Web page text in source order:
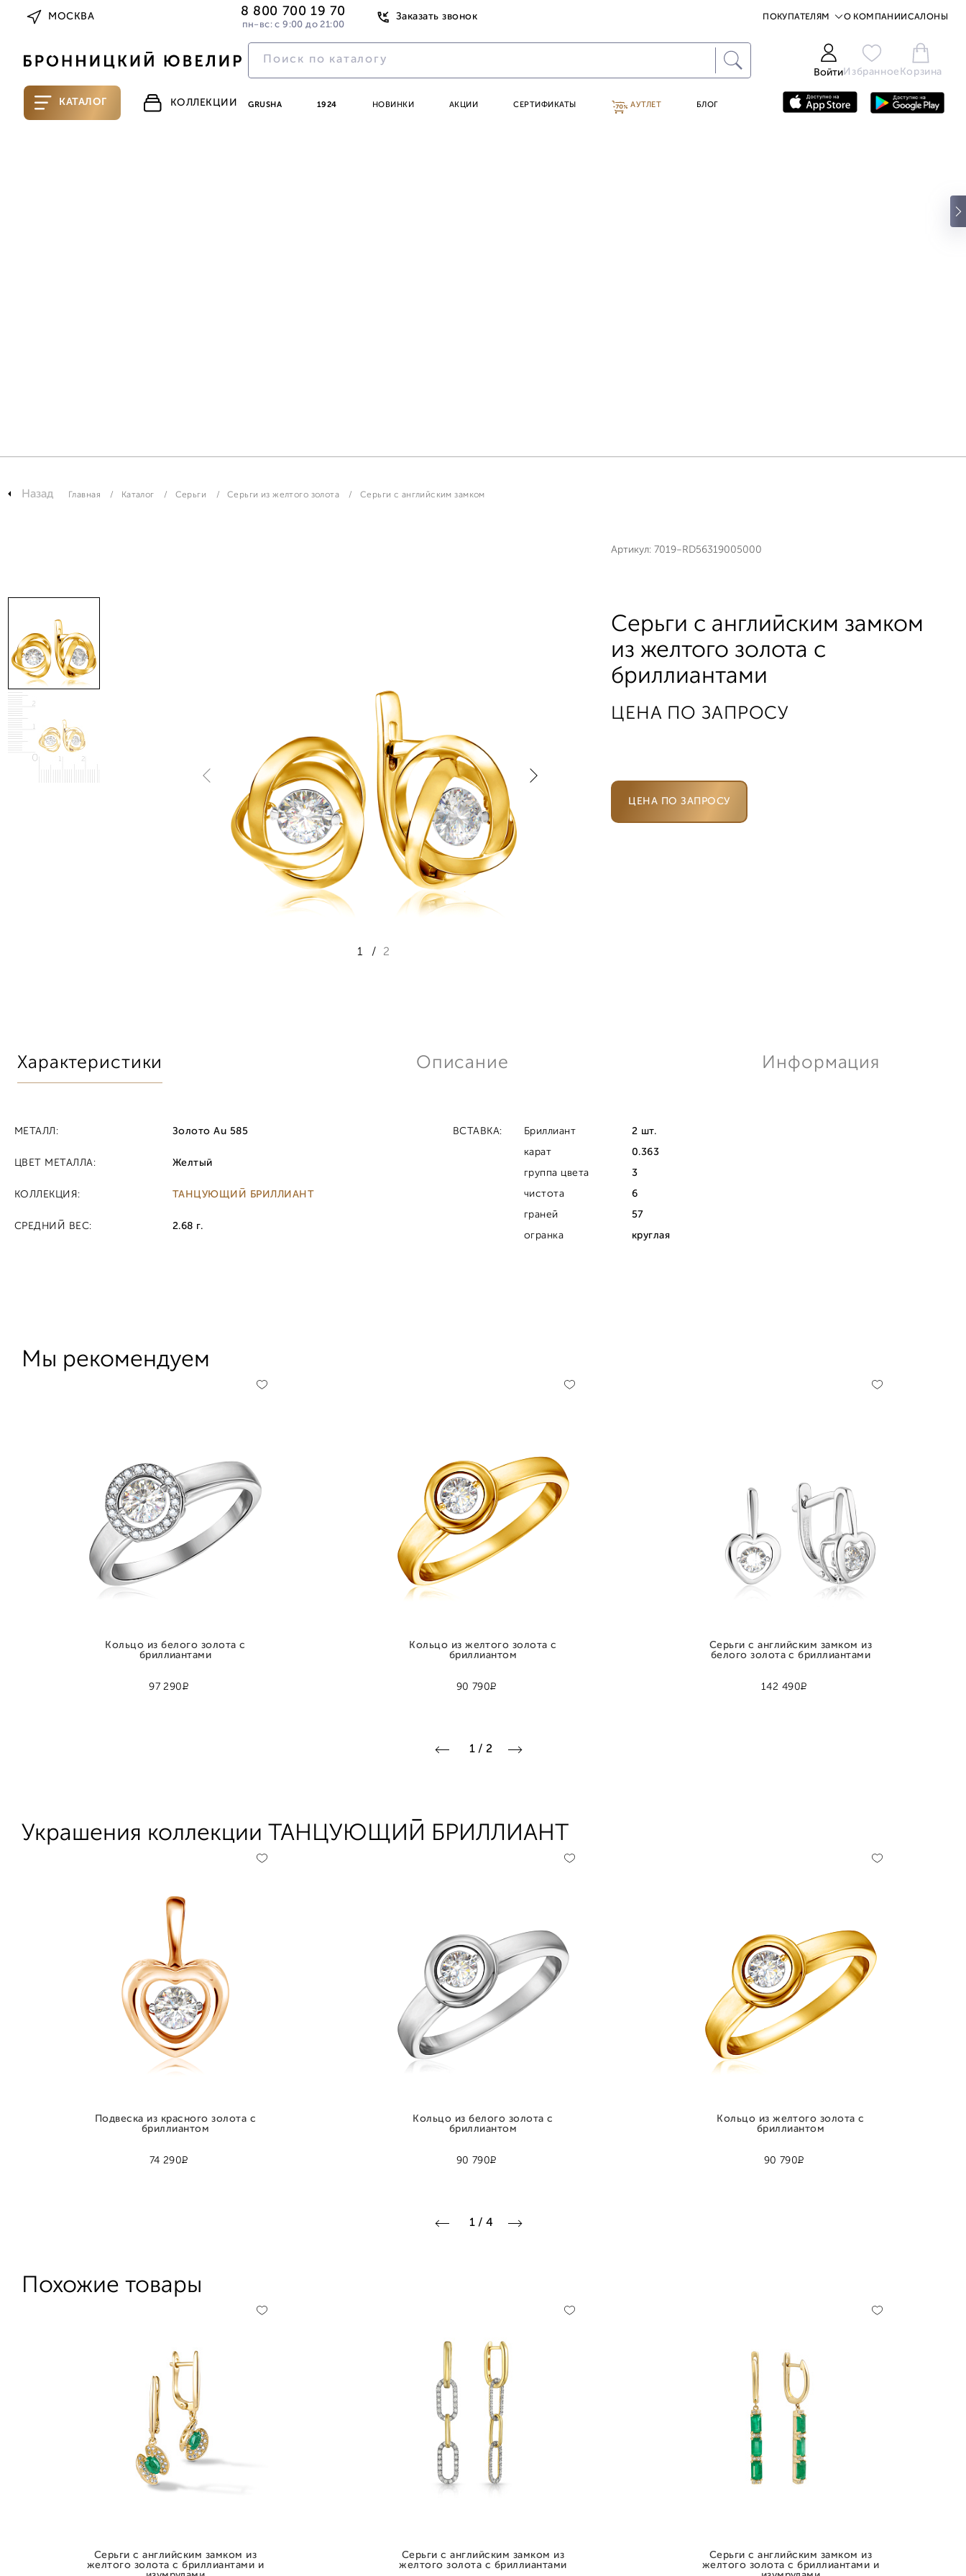
МОСКВА 8 800 700 19 70
пн-вс: с 9:00 до 21:00
Заказать звонок ПОКУПАТЕЛЯМ О КОМПАНИИ САЛОНЫ
ВойтиИзбранное Корзина
КАТАЛОГ КОЛЛЕКЦИИ GRUSHA 1924 НОВИНКИ АКЦИИ СЕРТИФИКАТЫ АУТЛЕТ БЛОГ
Назад Главная Каталог Серьги Серьги из желтого золота Серьги с английским замком
Артикул: 7019-RD56319005000
1 / 2
Серьги с английским замком
из желтого золота с
бриллиантами
ЦЕНА ПО ЗАПРОСУ
ЦЕНА ПО ЗАПРОСУ
Характеристики Описание Информация
МЕТАЛЛ: Золото Au 585
ЦВЕТ МЕТАЛЛА: Желтый
КОЛЛЕКЦИЯ: ТАНЦУЮЩИЙ БРИЛЛИАНТ
СРЕДНИЙ ВЕС: 2.68 г.
ВСТАВКА: Бриллиант
2 шт.
карат
0.363
группа цвета
3
чистота
6
граней
57
огранка
круглая
Мы рекомендуем
97 290Р
Кольцо из белого золота с
бриллиантами
90 790Р
Кольцо из желтого золота с
бриллиантом
142 490Р
Серьги с английским замком из
белого золота с бриллиантами
1 / 2
Украшения коллекции ТАНЦУЮЩИЙ БРИЛЛИАНТ
74 290Р
Подвеска из красного золота с
бриллиантом
90 790Р
Кольцо из белого золота с
бриллиантом
90 790Р
Кольцо из желтого золота с
бриллиантом
1/ 4
Похожие товары
Серьги с английским замком из
желтого золота с бриллиантами и
Серьги с английским замком из
желтого золота с бриллиантами
Серьги с английским замком из
желтого золота с бриллиантами и